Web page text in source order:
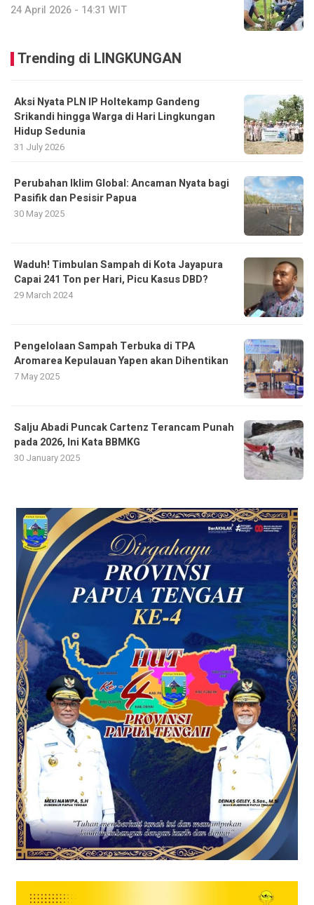
24 April 2026 - 14:31 WIT
Trending di LINGKUNGAN
Aksi Nyata PLN IP Holtekamp Gandeng
Srikandi hingga Warga di Hari Lingkungan
Hidup Sedunia
31 July 2026
Perubahan Iklim Global: Ancaman Nyata bagi
Pasifik dan Pesisir Papua
30 May 2025
Waduh! Timbulan Sampah di Kota Jayapura
Capai 241 Ton per Hari, Picu Kasus DBD?
29 March 2024
Pengelolaan Sampah Terbuka di TPA
Aromarea Kepulauan Yapen akan Dihentikan
7 May 2025
Salju Abadi Puncak Cartenz Terancam Punah
pada 2026, Ini Kata BBMKG
30 January 2025